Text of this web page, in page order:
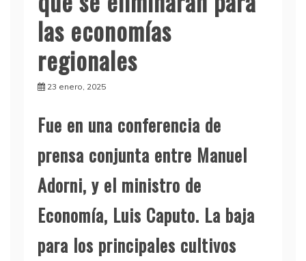
las economías
regionales
23 enero, 2025
Fue en una conferencia de
prensa conjunta entre Manuel
Adorni, y el ministro de
Economía, Luis Caputo. La baja
para los principales cultivos